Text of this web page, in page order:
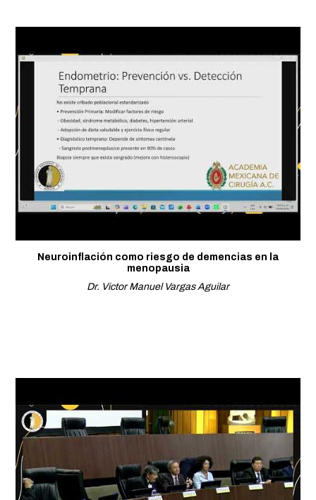
Neuroinflación como riesgo de demencias en la
menopausia
Dr. Victor Manuel Vargas Aguilar